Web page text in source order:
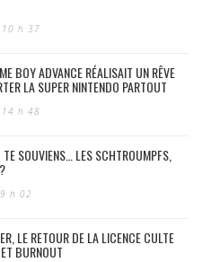
h 37
BOY ADVANCE RÉALISAIT UN RÊVE
LA SUPER NINTENDO PARTOUT
h 48
SOUVIENS… LES SCHTROUMPFS,
h 02
LE RETOUR DE LA LICENCE CULTE
BURNOUT